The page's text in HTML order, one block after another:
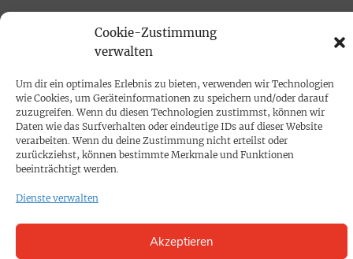
Cookie-Zustimmung
verwalten
Um dir ein optimales Erlebnis zu bieten, verwenden wir Technologien
wie Cookies, um Geräteinformationen zu speichern und/oder darauf
zuzugreifen. Wenn du diesen Technologien zustimmst, können wir
Daten wie das Surfverhalten oder eindeutige IDs auf dieser Website
verarbeiten. Wenn du deine Zustimmung nicht erteilst oder
zurückziehst, können bestimmte Merkmale und Funktionen
beeinträchtigt werden.
Dienste verwalten
Akzeptieren
PROKOMPAKT
Impressum
SPENDEN
KONTAKT